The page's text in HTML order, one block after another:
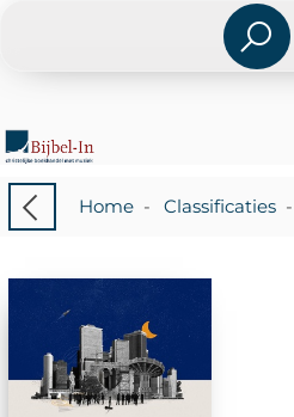
Home- Classificaties-